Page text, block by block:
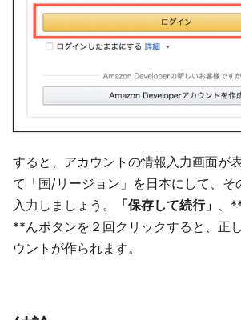
すると、アカウントの情報入力画面が
て「国/リージョン」を日本にして、そ
入力しましょう。
「保存して続行」 、
**んボタンを２回クリックすると、正
ウントが作られます。